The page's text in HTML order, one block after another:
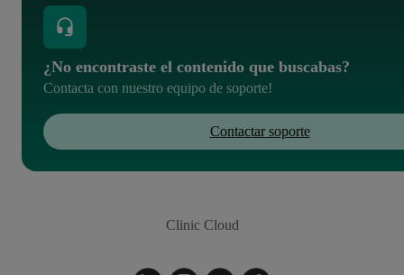
¿No encontraste el contenido que buscabas?
Contacta con nuestro equipo de soporte!
Contactar soporte
Clinic Cloud